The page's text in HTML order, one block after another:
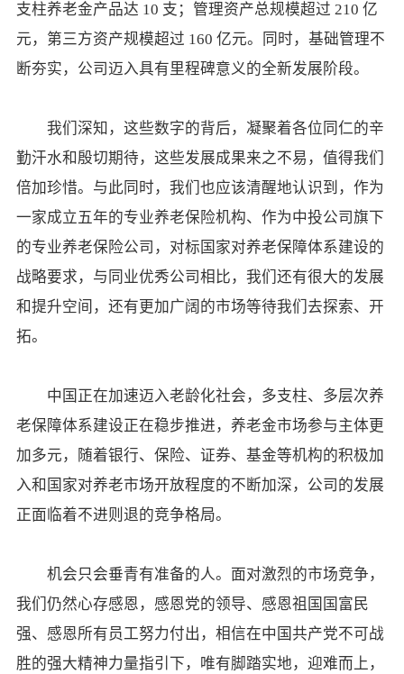
支柱养老金产品达 10 支；管理资产总规模超过 210 亿
元，第三方资产规模超过 160 亿元。同时，基础管理不
断夯实，公司迈入具有里程碑意义的全新发展阶段。
我们深知，这些数字的背后，凝聚着各位同仁的辛
勤汗水和殷切期待，这些发展成果来之不易，值得我们
倍加珍惜。与此同时，我们也应该清醒地认识到，作为
一家成立五年的专业养老保险机构、作为中投公司旗下
的专业养老保险公司，对标国家对养老保障体系建设的
战略要求，与同业优秀公司相比，我们还有很大的发展
和提升空间，还有更加广阔的市场等待我们去探索、开
拓。
中国正在加速迈入老龄化社会，多支柱、多层次养
老保障体系建设正在稳步推进，养老金市场参与主体更
加多元，随着银行、保险、证券、基金等机构的积极加
入和国家对养老市场开放程度的不断加深，公司的发展
正面临着不进则退的竞争格局。
机会只会垂青有准备的人。面对激烈的市场竞争，
我们仍然心存感恩，感恩党的领导、感恩祖国国富民
强、感恩所有员工努力付出，相信在中国共产党不可战
胜的强大精神力量指引下，唯有脚踏实地，迎难而上，